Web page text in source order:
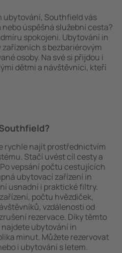
ubytování, Southfield vás
úspěšná služební cesta?
spokojeni. Ubytování in
s bezbariérovým
osoby. Na své si přijdou i
dětmi a návštěvníci, kteří
rychle najít prostřednictvím
Stačí uvést cíl cesty a
vepsání počtu cestujících
ubytovací zařízení in
usnadní i praktické filtry.
počtu hvězdiček,
vzdálenosti od
rezervace. Díky těmto
ubytování in
minut. Můžete rezervovat
i ubytování s letem.